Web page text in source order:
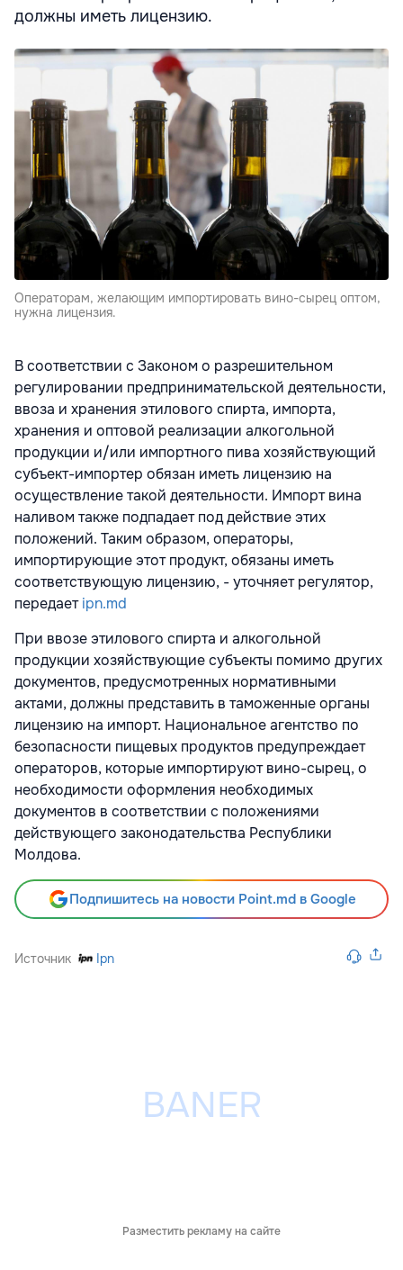
должны иметь лицензию.
Операторам, желающим импортировать вино-сырец оптом,
нужна лицензия.
В соответствии с Законом о разрешительном
регулировании предпринимательской деятельности,
ввоза и хранения этилового спирта, импорта,
хранения и оптовой реализации алкогольной
продукции и/или импортного пива хозяйствующий
субъект-импортер обязан иметь лицензию на
осуществление такой деятельности. Импорт вина
наливом также подпадает под действие этих
положений. Таким образом, операторы,
импортирующие этот продукт, обязаны иметь
соответствующую лицензию, - уточняет регулятор,
передаетipn.md
При ввозе этилового спирта и алкогольной
продукции хозяйствующие субъекты помимо других
документов, предусмотренных нормативными
актами, должны представить в таможенные органы
лицензию на импорт. Национальное агентство по
безопасности пищевых продуктов предупреждает
операторов, которые импортируют вино-сырец, о
необходимости оформления необходимых
документов в соответствии с положениями
действующего законодательства Республики
Молдова.
Подпишитесь на новости Point.md в Google
Источник Ipn
Разместить рекламу на сайте